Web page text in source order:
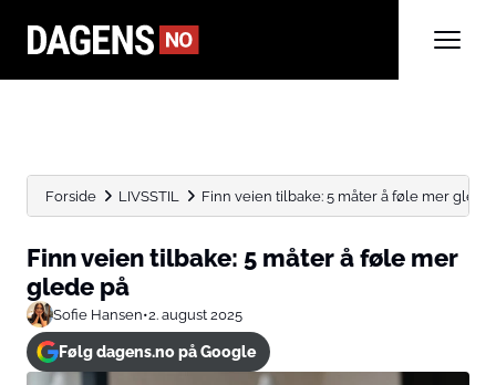
Forside LIVSSTIL Finn veien tilbake: 5 måter å føle mer glede
Finn veien tilbake: 5 måter å føle mer
glede på
Sofie Hansen•2. august 2025
Følg dagens.no på Google